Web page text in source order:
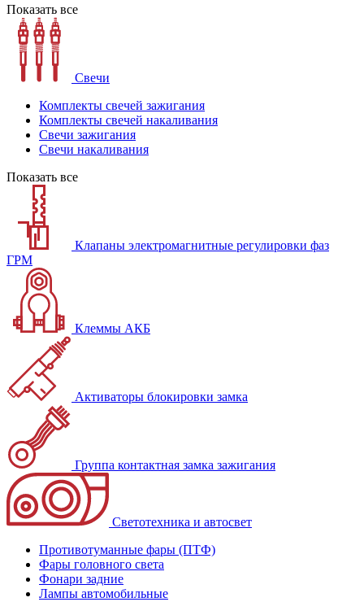
Показать все
Свечи
Комплекты свечей зажигания
Комплекты свечей накаливания
Свечи зажигания
Свечи накаливания
Показать все
Клапаны электромагнитные регулировки фаз
ГРМ
Клеммы АКБ
Активаторы блокировки замка
Группа контактная замка зажигания
Светотехника и автосвет
Противотуманные фары (ПТФ)
Фары головного света
Фонари задние
Лампы автомобильные